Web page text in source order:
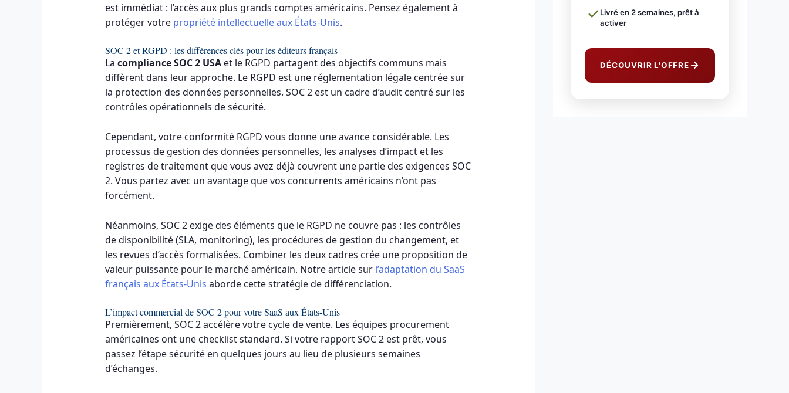
est immédiat : l’accès aux plus grands comptes américains. Pensez également à
protéger votre propriété intellectuelle aux États-Unis.
SOC 2 et RGPD : les différences clés pour les éditeurs français
La compliance SOC 2 USAet le RGPD partagent des objectifs communs mais
diffèrent dans leur approche. Le RGPD est une réglementation légale centrée sur
la protection des données personnelles. SOC 2 est un cadre d’audit centré sur les
contrôles opérationnels de sécurité.
Cependant, votre conformité RGPD vous donne une avance considérable. Les
processus de gestion des données personnelles, les analyses d’impact et les
registres de traitement que vous avez déjà couvrent une partie des exigences SOC
2. Vous partez avec un avantage que vos concurrents américains n’ont pas
forcément.
Néanmoins, SOC 2 exige des éléments que le RGPD ne couvre pas : les contrôles
de disponibilité (SLA, monitoring), les procédures de gestion du changement, et
les revues d’accès formalisées. Combiner les deux cadres crée une proposition de
valeur puissante pour le marché américain. Notre article sur l’adaptation du SaaS
français aux États-Unis aborde cette stratégie de différenciation.
L’impact commercial de SOC 2 pour votre SaaS aux États-Unis
Premièrement, SOC 2 accélère votre cycle de vente. Les équipes procurement
américaines ont une checklist standard. Si votre rapport SOC 2 est prêt, vous
passez l’étape sécurité en quelques jours au lieu de plusieurs semaines
d’échanges.
Livré en 2 semaines, prêt à
activer
DÉCOUVRIR L'OFFRE